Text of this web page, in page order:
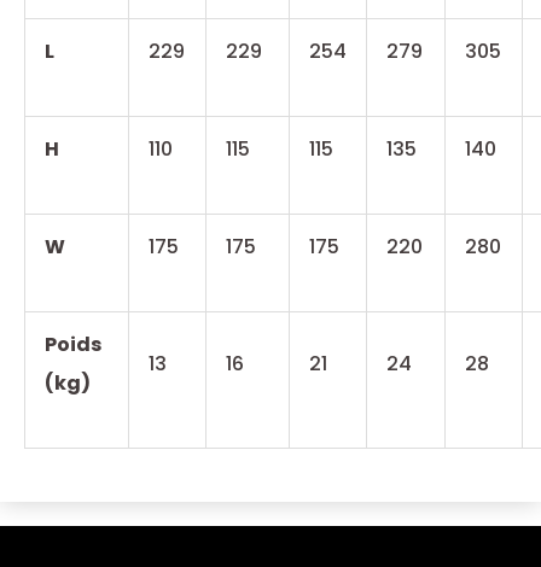
L 229 229 254 279 305
H 110 115 115 135 140
W 175 175 175 220 280
Poids
(kg)
13 16 21 24 28